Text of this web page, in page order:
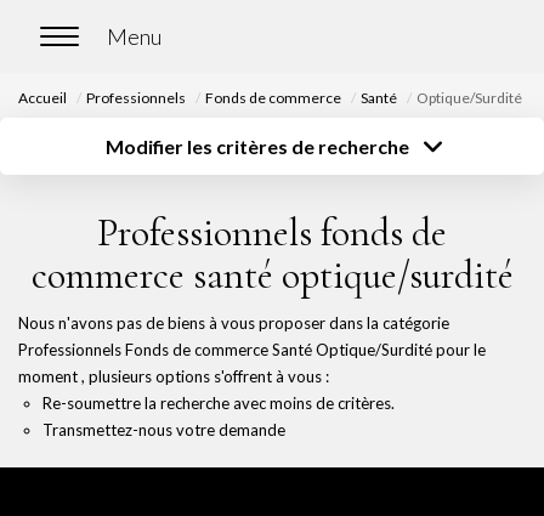
Nos biens en vente
Chasse immobilière
LOUER
Nos biens en location
Accueil Professionnels Fonds de commerce Santé Optique/Surdité
Modifier les critères de recherche
Sélectionnez...
Type de bien
Sélectionnez...
Surface
Budget
Créer une alerte
Professionnels fonds de
commerce santé optique/surdité
Nous n'avons pas de biens à vous proposer dans la catégorie
Professionnels Fonds de commerce Santé Optique/Surdité pour le
moment , plusieurs options s'offrent à vous :
Re-soumettre la recherche avec moins de critères.
Transmettez-nous votre demande